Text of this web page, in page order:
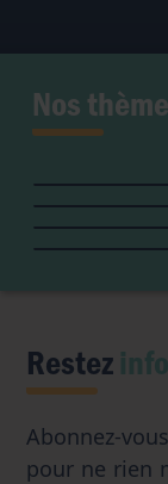
Nos
Restez
Abonnez-
pour ne rien